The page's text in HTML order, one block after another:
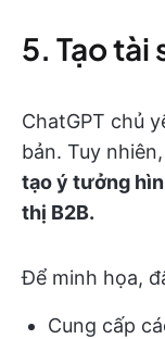
5. Tạo tài
ChatGPT chủ
bản. Tuy
tạo ý tưởng
thị B2B.
Để minh họa,
Cung cấp